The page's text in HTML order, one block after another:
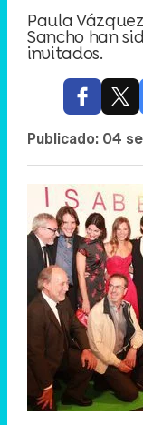
Paula
Sancho han
invitados.
Publicado: 04